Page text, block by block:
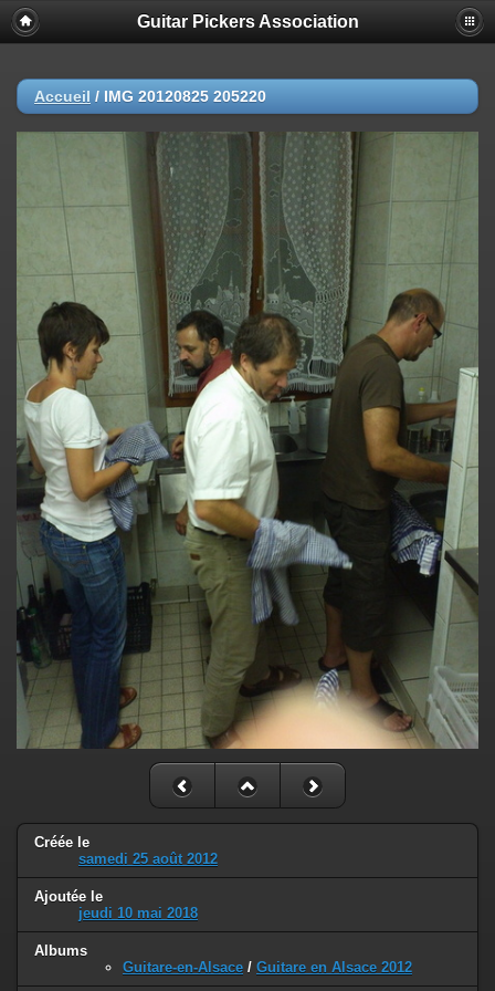
Guitar Pickers Association
Accueil / IMG 20120825 205220
Créée le
samedi 25 août 2012
Ajoutée le
jeudi 10 mai 2018
Albums
Guitare-en-Alsace / Guitare en Alsace 2012